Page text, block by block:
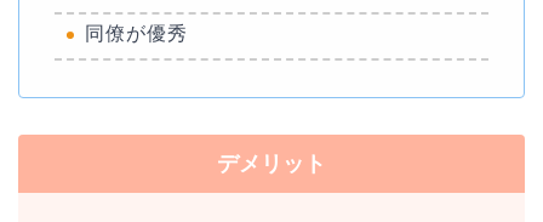
同僚が優秀
デメリット